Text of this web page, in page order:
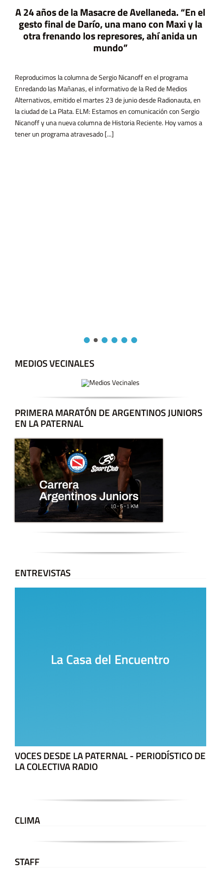
de la Masacre de Avellaneda. “En el
final de Darío, una mano con Maxi y la
los represores, ahí anida un
mundo”
la columna de Sergio Nicanoff en el programa
las Mañanas, el informativo de la Red de Medios
emitido el martes 23 de junio desde Radionauta, en
de La Plata. ELM: Estamos en comunicación con Sergio
y una nueva columna de Historia Reciente. Hoy vamos a
programa atravesado [...]
MEDIOS VECINALES
PRIMERA MARATÓN DE ARGENTINOS JUNIORS
EN LA PATERNAL
ENTREVISTAS
La Casa del Encuentro
VOCES DESDE LA PATERNAL - PERIODÍSTICO DE
LA COLECTIVA RADIO
CLIMA
STAFF